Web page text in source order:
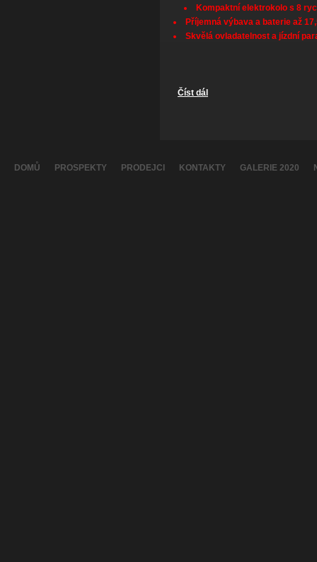
Kompaktní elektrokolo s 8
Příjemná výbava a baterie až
Skvělá ovladatelnost a jízdní
Číst dál
DOMŮ PROSPEKTY PRODEJCI KONTAKTY GALERIE 2020